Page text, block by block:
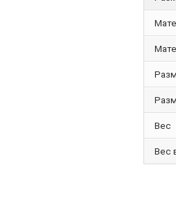
Вес
Вес